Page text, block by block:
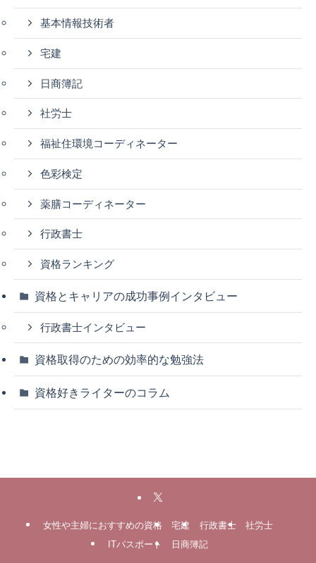
基本情報技術者
宅建
日商簿記
社労士
福祉住環境コーディネーター
色彩検定
薬膳コーディネーター
行政書士
資格ランキング
資格とキャリアの成功事例インタビュー
行政書士インタビュー
資格取得のための効率的な勉強法
資格好きライターのコラム
女性や主婦におすすめの資格 宅建 行政書士
社労士
ITパスポート
日商簿記